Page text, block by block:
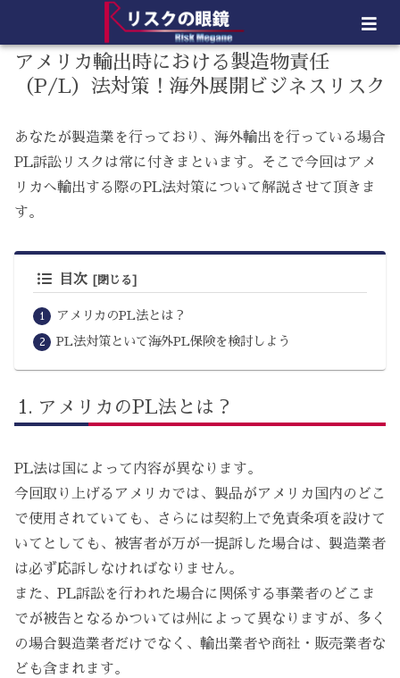
アメリカ輸出時における製造物責任
（P/L）法対策！海外展開ビジネスリスク
あなたが製造業を行っており、海外輸出を行っている場合
PL訴訟リスクは常に付きまといます。そこで今回はアメ
リカへ輸出する際のPL法対策について解説させて頂きま
す。
目次
アメリカのPL法とは？
PL法対策といて海外PL保険を検討しよう
アメリカのPL法とは？
PL法は国によって内容が異なります。
今回取り上げるアメリカでは、製品がアメリカ国内のどこ
で使用されていても、さらには契約上で免責条項を設けて
いてとしても、被害者が万が一提訴した場合は、製造業者
は必ず応訴しなければなりません。
また、PL訴訟を行われた場合に関係する事業者のどこま
でが被告となるかついては州によって異なりますが、多く
の場合製造業者だけでなく、輸出業者や商社・販売業者な
ども含まれます。